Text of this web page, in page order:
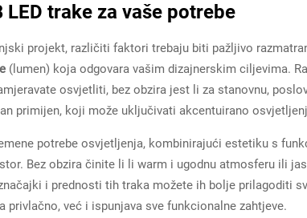
trake za vaše potrebe
projekt, različiti faktori trebaju biti pažljivo
(lumen) koja odgovara vašim dizajnerskim ciljevima.
osvjetliti, bez obzira jest li za stanovnu,
primijen, koji može uključivati akcentuirano
potrebe osvjetljenja, kombinirajući estetiku s
Bez obzira činite li li warm i ugodnu atmosferu ili
i prednosti tih traka možete ih bolje prilagoditi
već i ispunjava sve funkcionalne zahtjeve.